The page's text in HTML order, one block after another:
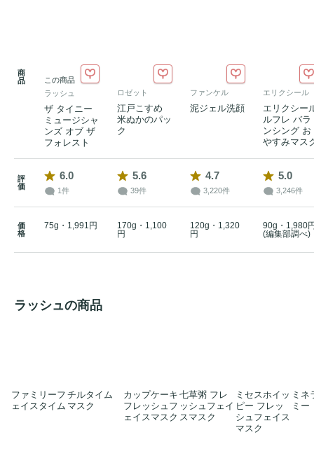
商
品
この商品
ラッシュ
ザ タイニー
ミュージシャ
ンズ オブ ザ
フォレスト
ロゼット
江戸こすめ
米ぬかのパッ
ク
ファンケル
泥ジェル洗顔
エリクシール
エリクシー
ルフレ バラ
ンシング お
やすみマス
評
価
6.0
1件
5.6
39件
4.7
3,220件
5.0
3,246件
価
格
75g・1,991円
170g・1,100
円
120g・1,320
円
90g・1,980
(編集部調べ)
ラッシュの商品
ファミリーフ
ェイスタイム
チルタイム
マスク
カップケーキ
フレッシュフ
ェイスマスク
七草粥 フレ
ッシュフェイ
スマスク
ミセスホイッ
ピー フレッ
シュフェイス
マスク
ミネ
ミー